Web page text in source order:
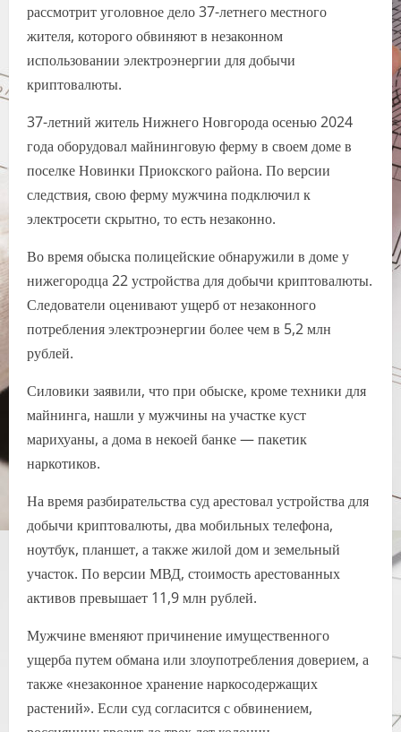
рассмотрит уголовное дело 37-летнего местного
жителя, которого обвиняют в незаконном
использовании электроэнергии для добычи
криптовалюты.
37-летний житель Нижнего Новгорода осенью 2024
года оборудовал майнинговую ферму в своем доме в
поселке Новинки Приокского района. По версии
следствия, свою ферму мужчина подключил к
электросети скрытно, то есть незаконно.
Во время обыска полицейские обнаружили в доме у
нижегородца 22 устройства для добычи криптовалюты.
Следователи оценивают ущерб от незаконного
потребления электроэнергии более чем в 5,2 млн
рублей.
Силовики заявили, что при обыске, кроме техники для
майнинга, нашли у мужчины на участке куст
марихуаны, а дома в некоей банке — пакетик
наркотиков.
На время разбирательства суд арестовал устройства для
добычи криптовалюты, два мобильных телефона,
ноутбук, планшет, а также жилой дом и земельный
участок. По версии МВД, стоимость арестованных
активов превышает 11,9 млн рублей.
Мужчине вменяют причинение имущественного
ущерба путем обмана или злоупотребления доверием, а
также «незаконное хранение наркосодержащих
растений». Если суд согласится с обвинением,